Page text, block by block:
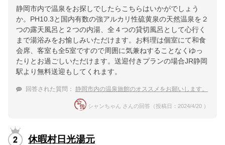
静岡市内で温泉をお探しでしたらこちらはいかがでしょう
か。PH10.3と国内有数の強アルカリ性硫黄泉の天然温泉を２
つの露天風呂と２つの内湯、全４つの貸切風呂として心行く
まで湯浴みをお愉しみいただけます。お料理は個室にて和食
会席、客室も全5室ですので周囲に気兼ねすることなくゆっ
たりとお過ごしいただけます。送迎付きプランの場合JR静岡
駅より無料送迎もしてくれます。
回答された質問： 静岡市内の温泉旅館のオススメをお願いします。
シャンちゃん さんの回答（投稿日：2024/4/20 ）
休暇村日光湯元